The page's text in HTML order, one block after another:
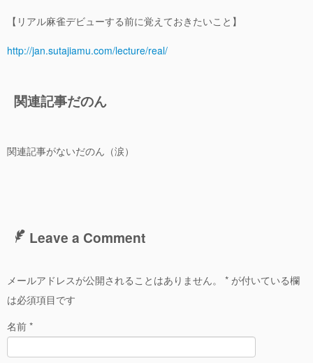
プレーヤーリスト
キャラクター
麻雀のサイト
【リアル麻雀デビューする前に覚えておきたいこと】
http://jan.sutajiamu.com/lecture/real/
関連記事だのん
関連記事がないだのん（涙）
Leave a Comment
メールアドレスが公開されることはありません。 * が付いている欄
は必須項目です
名前 *